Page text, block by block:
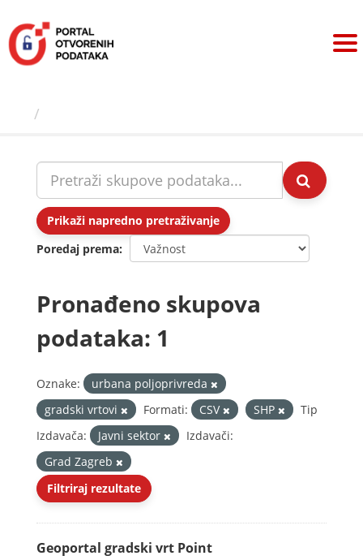
sadržaj
Prikaži napredno pretraživanje
Poredaj prema
Pronađeno skupova
podataka: 1
Oznake:
urbana poljoprivreda
gradski vrtovi
Formati: CSV SHP
Tip
Izdavača:
Javni sektor
Izdavači:
Grad Zagreb
Filtriraj rezultate
Geoportal gradski vrt Point